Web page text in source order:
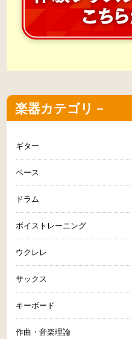
楽器カテゴリ－
ギター
ベース
ドラム
ボイストレーニング
ウクレレ
サックス
キーボード
作曲・音楽理論